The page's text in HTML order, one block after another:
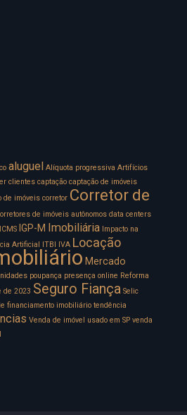
aluguel Alíquota progressiva Artifícios
clientes captação captação de imóveis
de imóveis corretor Corretor de
de imóveis autônomos data centers
ICMS IGP-M Imobiliária Impacto na
Artificial ITBI IVA Locação
Mercado
poupança presença online Reforma
de 2023 Seguro Fiança Selic
financiamento imobiliário tendência
Venda de imóvel usado em SP venda